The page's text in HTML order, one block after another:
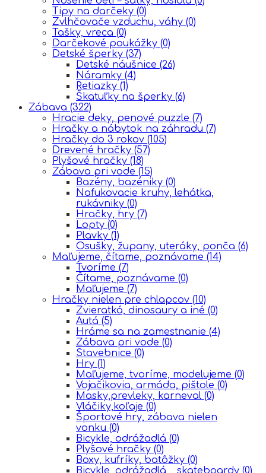
Tipy na darčeky (0)
Zvlhčovače vzduchu, váhy (0)
Tašky, vreca (0)
Darčekové poukážky (0)
Detské šperky (37)
Detské náušnice (26)
Náramky (4)
Retiazky (1)
Škatuľky na šperky (6)
Zábava (322)
Hracie deky, penové puzzle (7)
Hračky a nábytok na záhradu (7)
Hračky do 3 rokov (105)
Drevené hračky (57)
Plyšové hračky (18)
Zábava pri vode (15)
Bazény, bazéniky (0)
Nafukovacie kruhy, lehátka,
rukávniky (0)
Hračky, hry (7)
Lopty (0)
Plavky (1)
Osušky, župany, uteráky, ponča (6)
Maľujeme, čítame, poznávame (14)
Tvoríme (7)
Čítame, poznávame (0)
Maľujeme (7)
Hračky nielen pre chlapcov (10)
Zvieratká, dinosaury a iné (0)
Autá (5)
Hráme sa na zamestnanie (4)
Zábava pri vode (0)
Stavebnice (0)
Hry (1)
Maľujeme, tvoríme, modelujeme (0)
Vojačikovia, armáda, pištole (0)
Masky,prevleky, karneval (0)
Vláčiky,koľaje (0)
Športové hry, zábava nielen
vonku (0)
Bicykle, odrážadlá (0)
Plyšové hračky (0)
Boxy, kufríky, batôžky (0)
Bicykle, odrážadlá, , skateboardy (0)